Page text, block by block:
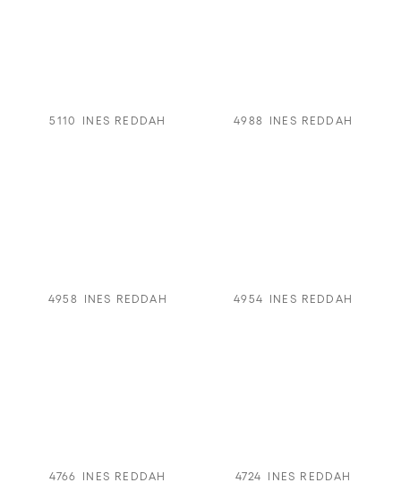
5110 INES REDDAH 4988 INES REDDAH
4958 INES REDDAH 4954 INES REDDAH
4766 INES REDDAH 4724 INES REDDAH